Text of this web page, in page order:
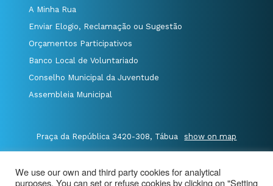
A Minha Rua
Enviar Elogio, Reclamação ou Sugestão
Orçamentos Participativos
Banco Local de Voluntariado
Conselho Municipal da Juventude
Assembleia Municipal
Praça da República 3420-308, Tábua show on map
E.geral@cm-tabua.pt
We use our own and third party cookies for analytical
purposes. You can set or refuse cookies by clicking on "Setting